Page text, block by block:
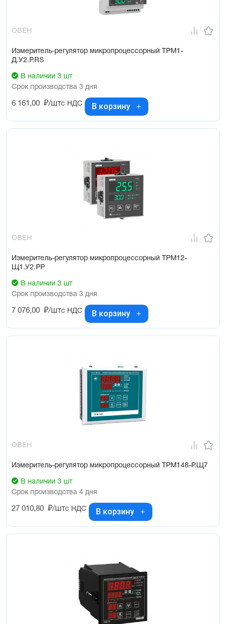
ОВЕН
Измеритель-регулятор микропроцессорный ТРМ1-
Д.У2.Р.RS
В наличии 3 шт
Срок производства 3 дня
6 161,00 ₽/штс НДС В корзину
ОВЕН
Измеритель-регулятор микропроцессорный ТРМ12-
Щ1.У2.РР
В наличии 3 шт
Срок производства 3 дня
7 076,00 ₽/штс НДС В корзину
ОВЕН
Измеритель-регулятор микропроцессорный ТРМ148-Р.Щ7
В наличии 3 шт
Срок производства 4 дня
27 010,80 ₽/штс НДС В корзину